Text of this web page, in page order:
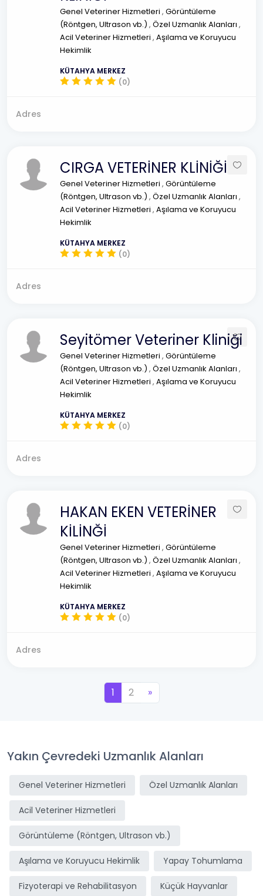
Genel Veteriner Hizmetleri , Görüntüleme
(Röntgen, Ultrason vb.) , Özel Uzmanlık Alanları ,
Acil Veteriner Hizmetleri , Aşılama ve Koruyucu
Hekimlik
KÜTAHYA MERKEZ
(0)
Adres
CIRGA VETERİNER KLİNİĞİ
Genel Veteriner Hizmetleri , Görüntüleme
(Röntgen, Ultrason vb.) , Özel Uzmanlık Alanları ,
Acil Veteriner Hizmetleri , Aşılama ve Koruyucu
Hekimlik
KÜTAHYA MERKEZ
(0)
Adres
Seyitömer Veteriner Kliniği
Genel Veteriner Hizmetleri , Görüntüleme
(Röntgen, Ultrason vb.) , Özel Uzmanlık Alanları ,
Acil Veteriner Hizmetleri , Aşılama ve Koruyucu
Hekimlik
KÜTAHYA MERKEZ
(0)
Adres
HAKAN EKEN VETERİNER
KİLİNĞİ
Genel Veteriner Hizmetleri , Görüntüleme
(Röntgen, Ultrason vb.) , Özel Uzmanlık Alanları ,
Acil Veteriner Hizmetleri , Aşılama ve Koruyucu
Hekimlik
KÜTAHYA MERKEZ
(0)
Adres
1 2 »
Yakın Çevredeki Uzmanlık Alanları
Genel Veteriner Hizmetleri Özel Uzmanlık Alanları
Acil Veteriner Hizmetleri
Görüntüleme (Röntgen, Ultrason vb.)
Aşılama ve Koruyucu Hekimlik Yapay Tohumlama
Fizyoterapi ve Rehabilitasyon Küçük Hayvanlar